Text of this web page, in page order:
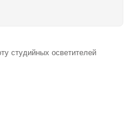
студийных осветителей